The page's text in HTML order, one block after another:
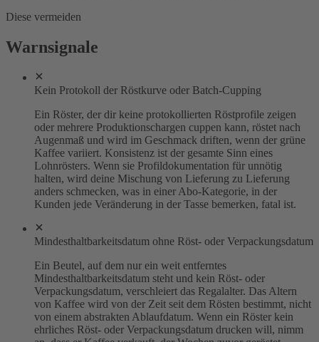
Diese vermeiden
Warnsignale
Kein Protokoll der Röstkurve oder Batch-Cupping
Ein Röster, der dir keine protokollierten Röstprofile zeigen
oder mehrere Produktionschargen cuppen kann, röstet nach
Augenmaß und wird im Geschmack driften, wenn der grüne
Kaffee variiert. Konsistenz ist der gesamte Sinn eines
Lohnrösters. Wenn sie Profildokumentation für unnötig
halten, wird deine Mischung von Lieferung zu Lieferung
anders schmecken, was in einer Abo-Kategorie, in der
Kunden jede Veränderung in der Tasse bemerken, fatal ist.
Mindesthaltbarkeitsdatum ohne Röst- oder Verpackungsdatum
Ein Beutel, auf dem nur ein weit entferntes
Mindesthaltbarkeitsdatum steht und kein Röst- oder
Verpackungsdatum, verschleiert das Regalalter. Das Altern
von Kaffee wird von der Zeit seit dem Rösten bestimmt, nicht
von einem abstrakten Ablaufdatum. Wenn ein Röster kein
ehrliches Röst- oder Verpackungsdatum drucken will, nimm